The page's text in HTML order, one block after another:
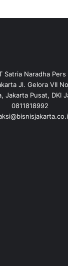
Satria Naradha Pers
Jl. Gelora VII
Jakarta Pusat, DKI
0811818992